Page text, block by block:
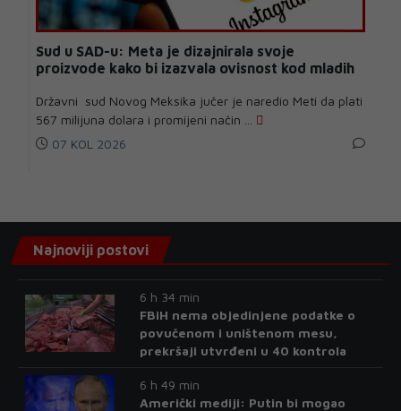
Sud u SAD-u: Meta je dizajnirala svoje
proizvode kako bi izazvala ovisnost kod mladih
Državni sud Novog Meksika jučer je naredio Meti da plati
567 milijuna dolara i promijeni način ...
07 KOL 2026
Najnoviji postovi
6 h 34 min
FBiH nema objedinjene podatke o
povučenom i uništenom mesu,
prekršaji utvrđeni u 40 kontrola
6 h 49 min
Američki mediji: Putin bi mogao